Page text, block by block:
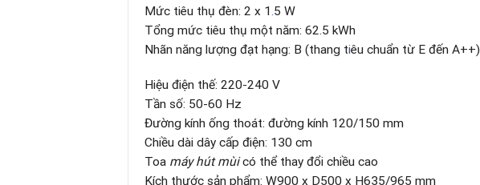
Mức tiêu thụ đèn: 2 x 1.5 W
Tổng mức tiêu thụ một năm: 62.5 kWh
Nhãn năng lượng đạt hạng: B (thang tiêu chuẩn từ E đến A++)
Hiệu điện thế: 220-240 V
Tần số: 50-60 Hz
Đường kính ống thoát: đường kính 120/150 mm
Chiều dài dây cấp điện: 130 cm
Toa máy hút mùicó thể thay đổi chiều cao
Kích thước sản phẩm: W900 x D500 x H635/965 mm